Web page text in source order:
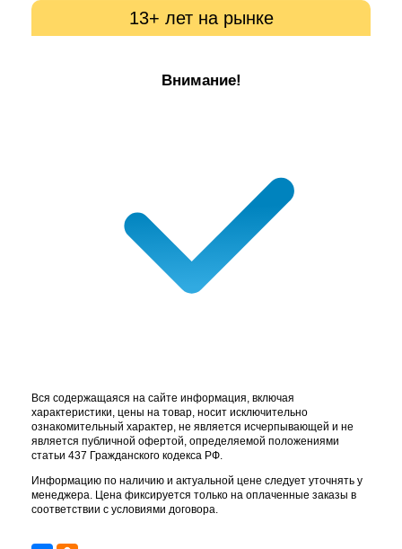
13+ лет на рынке
Внимание!
Вся содержащаяся на сайте информация, включая
характеристики, цены на товар, носит исключительно
ознакомительный характер, не является исчерпывающей и не
является публичной офертой, определяемой положениями
статьи 437 Гражданского кодекса РФ.
Информацию по наличию и актуальной цене следует уточнять у
менеджера. Цена фиксируется только на оплаченные заказы в
соответствии с условиями договора.